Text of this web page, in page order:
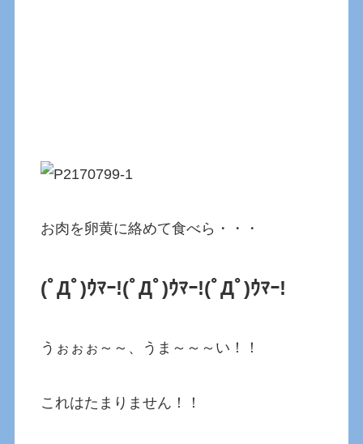
お肉を卵黄に絡めて食べら・・・
(ﾟДﾟ)ｳﾏｰ!(ﾟДﾟ)ｳﾏｰ!(ﾟДﾟ)ｳﾏｰ!
うぉぉぉ～～、うま～～～い！！
これはたまりません！！